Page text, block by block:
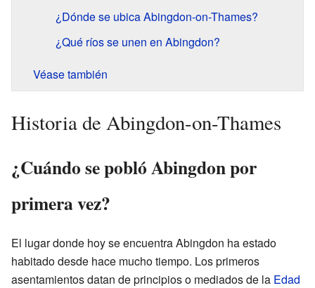
¿Dónde se ubica Abingdon-on-Thames?
¿Qué ríos se unen en Abingdon?
Véase también
Historia de Abingdon-on-Thames
¿Cuándo se pobló Abingdon por
primera vez?
El lugar donde hoy se encuentra Abingdon ha estado
habitado desde hace mucho tiempo. Los primeros
asentamientos datan de principios o mediados de la Edad